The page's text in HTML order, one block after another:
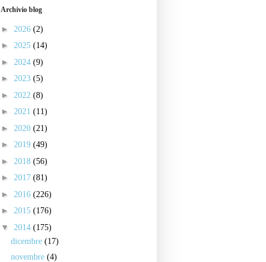
Archivio blog
► 2026 (2)
► 2025 (14)
► 2024 (9)
► 2023 (5)
► 2022 (8)
► 2021 (11)
► 2020 (21)
► 2019 (49)
► 2018 (56)
► 2017 (81)
► 2016 (226)
► 2015 (176)
▼ 2014 (175)
dicembre (17)
novembre (4)